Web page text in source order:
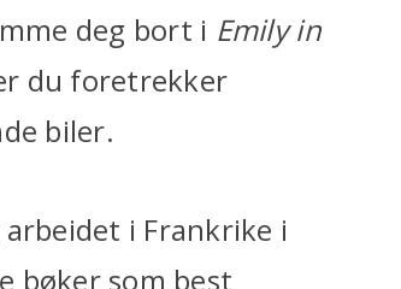
deg bort i Emily in
du foretrekker
biler.
i Frankrike i
bøker som best